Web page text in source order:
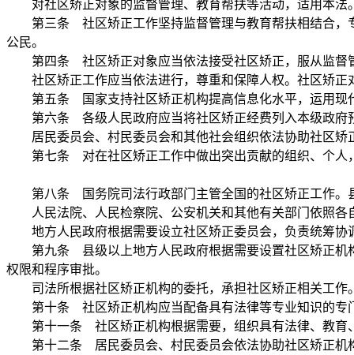
对社区矫正对象的监督管理、教育帮扶等活动，适用本法
第三条 社区矫正工作坚持监督管理与教育帮扶相结合，专
公民。
第四条 社区矫正对象应当依法接受社区矫正，服从监督
社区矫正工作应当依法进行，尊重和保障人权。社区矫正
第五条 国家支持社区矫正机构提高信息化水平，运用现
第六条 各级人民政府应当将社区矫正经费列入本级政府
居民委员会、村民委员会和其他社会组织依法协助社区矫
第七条 对在社区矫正工作中做出突出贡献的组织、个人
第八条 国务院司法行政部门主管全国的社区矫正工作。
人民法院、人民检察院、公安机关和其他有关部门依照各
地方人民政府根据需要设立社区矫正委员会，负责统筹协
第九条 县级以上地方人民政府根据需要设置社区矫正机构
权限和程序审批。
司法所根据社区矫正机构的委托，承担社区矫正相关工作
第十条 社区矫正机构应当配备具有法律等专业知识的专门
第十一条 社区矫正机构根据需要，组织具有法律、教育
第十二条 居民委员会、村民委员会依法协助社区矫正机